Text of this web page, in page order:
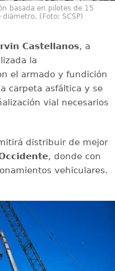
basada en pilotes de 15
(Foto: SCSP)
Castellanos, a
la
el armado y fundición
carpeta asfáltica y se
vial necesarios
distribuir de mejor
, donde con
vehiculares.